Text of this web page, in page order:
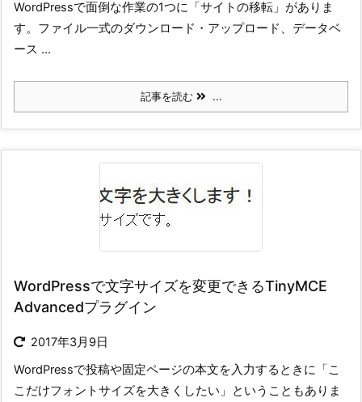
WordPressで面倒な作業の1つに「サイトの移転」がありま
す。ファイル一式のダウンロード・アップロード、データベ
ース ...
記事を読む ...
WordPressで文字サイズを変更できるTinyMCE
Advancedプラグイン
2017年3月9日
WordPressで投稿や固定ページの本文を入力するときに「こ
こだけフォントサイズを大きくしたい」ということもありま